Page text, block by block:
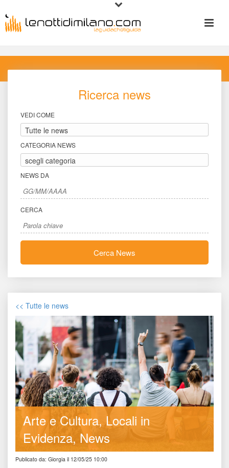
Ricerca new
VEDI COME
CATEGORIA NEWS
NEWS DA
CERCA
Cerca New
<< Tutte le new
Arte e Cultura Locali in
Evidenza New
Publicato da: Giorgia il 12/05/25 10:00